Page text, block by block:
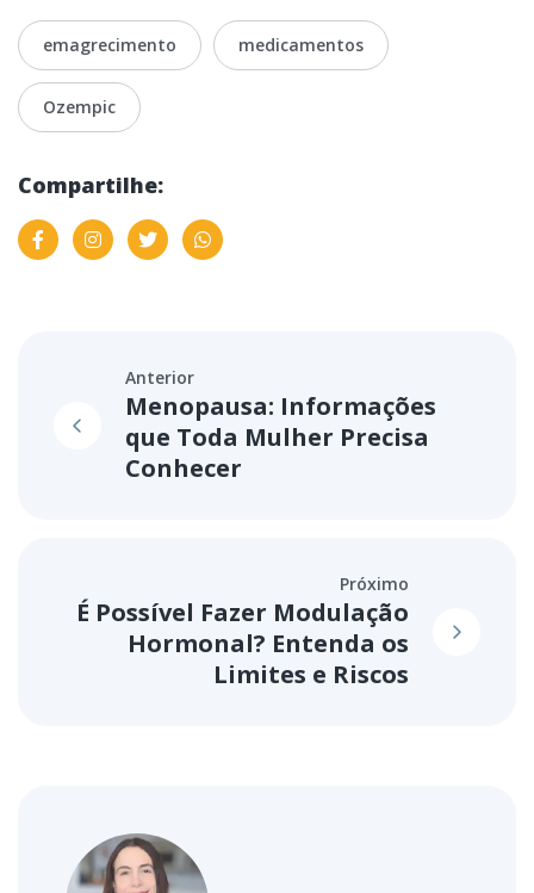
emagrecimento medicamentos
Ozempic
Compartilhe:
Anterior
Menopausa: Informações
que Toda Mulher Precisa
Conhecer
Próximo
É Possível Fazer Modulação
Hormonal? Entenda os
Limites e Riscos